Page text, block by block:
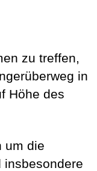
zu treffen,
in
Höhe des
um die
insbesondere